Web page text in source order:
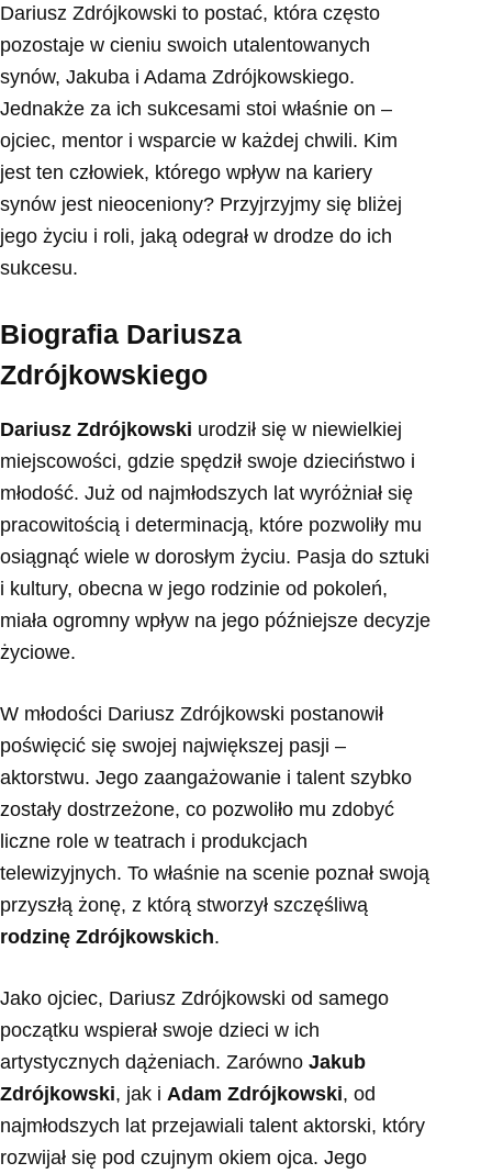
Dariusz Zdrójkowski to postać, która często
pozostaje w cieniu swoich utalentowanych
synów, Jakuba i Adama Zdrójkowskiego.
Jednakże za ich sukcesami stoi właśnie on –
ojciec, mentor i wsparcie w każdej chwili. Kim
jest ten człowiek, którego wpływ na kariery
synów jest nieoceniony? Przyjrzyjmy się bliżej
jego życiu i roli, jaką odegrał w drodze do ich
sukcesu.
Biografia Dariusza
Zdrójkowskiego
Dariusz Zdrójkowski urodził się w niewielkiej
miejscowości, gdzie spędził swoje dzieciństwo i
młodość. Już od najmłodszych lat wyróżniał się
pracowitością i determinacją, które pozwoliły mu
osiągnąć wiele w dorosłym życiu. Pasja do sztuki
i kultury, obecna w jego rodzinie od pokoleń,
miała ogromny wpływ na jego późniejsze decyzje
życiowe.
W młodości Dariusz Zdrójkowski postanowił
poświęcić się swojej największej pasji –
aktorstwu. Jego zaangażowanie i talent szybko
zostały dostrzeżone, co pozwoliło mu zdobyć
liczne role w teatrach i produkcjach
telewizyjnych. To właśnie na scenie poznał swoją
przyszłą żonę, z którą stworzył szczęśliwą
rodzinę Zdrójkowskich.
Jako ojciec, Dariusz Zdrójkowski od samego
początku wspierał swoje dzieci w ich
artystycznych dążeniach. Zarówno Jakub
Zdrójkowski, jak i Adam Zdrójkowski, od
najmłodszych lat przejawiali talent aktorski, który
rozwijał się pod czujnym okiem ojca. Jego